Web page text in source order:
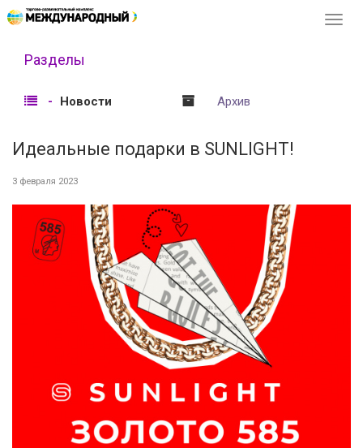
Разделы
Новости Архив
Идеальные подарки в SUNLIGHT!
3 февраля 2023